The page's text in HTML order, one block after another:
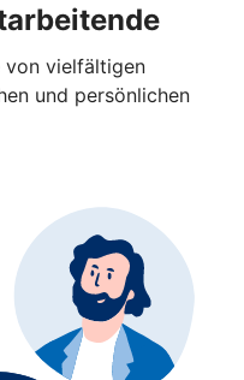
von vielfältigen
und persönlichen